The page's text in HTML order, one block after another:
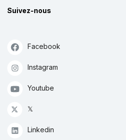
Suivez-nous
Facebook
Instagram
Youtube
𝕏
Linkedin